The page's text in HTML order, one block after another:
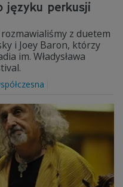
języku perkusji
z duetem
i Joey Baron, którzy
im. Władysława